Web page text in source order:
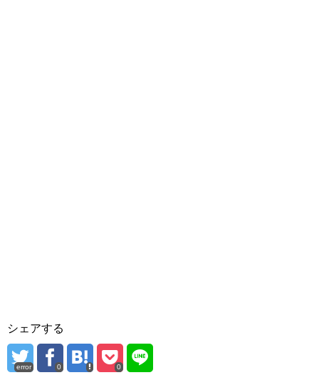
シェアする
error 0 0